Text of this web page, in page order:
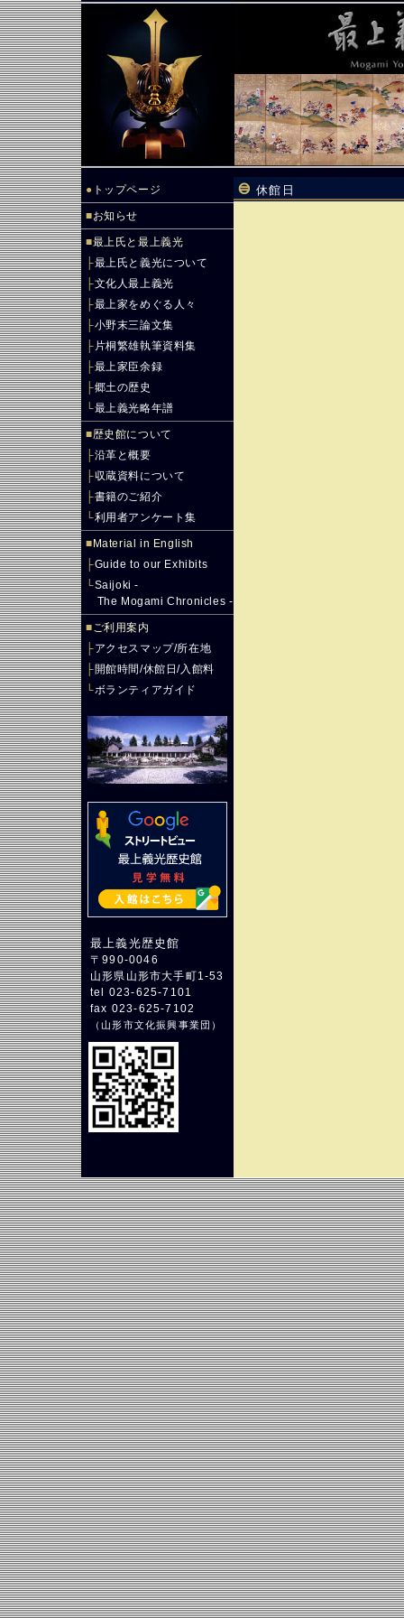
● トップページ
■お知らせ
■最上氏と最上義光
├最上氏と義光について
├文化人最上義光
├最上家をめぐる人々
├小野末三論文集
├ 片桐繁雄執筆資料集
├最上家臣余録
├郷土の歴史
└最上義光略年譜
■歴史館について
├沿革と概要
├収蔵資料について
├書籍のご紹介
└利用者アンケート集
■ Material in English
├Guide to our Exhibits
└Saijoki -
The Mogami Chronicles -
■ご利用案内
├アクセスマップ/所在地
├開館時間/休館日/入館料
└ボランティアガイド
最上義光歴史館
〒990-0046
山形県山形市大手町1-53
tel 023-625-7101
fax 023-625-7102
（山形市文化振興事業団 ）
休館日